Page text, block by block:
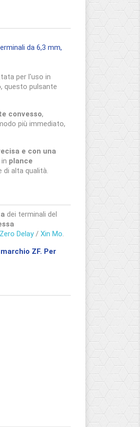
da 6,3 mm,
per l'uso in
, questo pulsante
convesso,
più immediato,
e con una
plance
di alta qualità.
dei terminali del
Zero Delay/ Xin Mo.
ZF. Per